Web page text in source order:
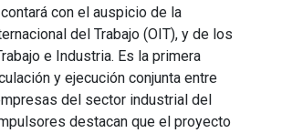
con el auspicio de la
del Trabajo (OIT), y de los
e Industria. Es la primera
y ejecución conjunta entre
del sector industrial del
destacan que el proyecto